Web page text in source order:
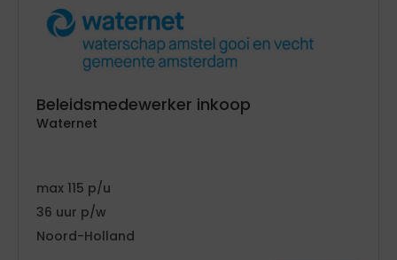
Beleidsmedewerker inkoop
Waternet
115
36
Noord-Holland